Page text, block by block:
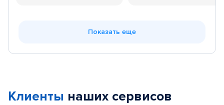
Показать еще
Клиенты наших сервисов